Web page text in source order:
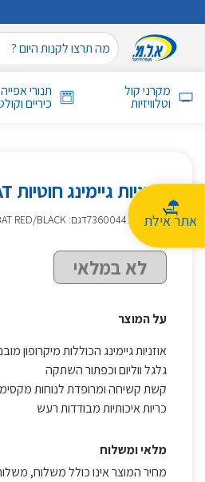
אתר אילת
מקרני קול
וטלוויזיות
תנורי
כיריים
אוזניות גיימינג חוטיות DRAGON COMBAT שחור\אדום
מק״ט 736004411דגם: COMBAT RED/BLACK
לא במלאי
על המוצר
אוזניות גיימינג הכוללות מיקרופון
גלגל ווליום וכפתור השתקה
קשת קשיחה ומרופדת לנוחות
כריות איכותיות מבודדות רעש
מלאי ומשלוח
מחיר המוצר אינו כולל משלוח,